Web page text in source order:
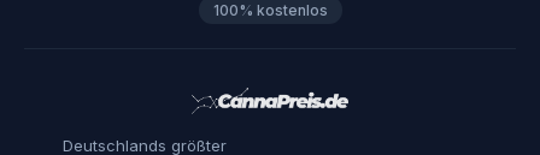
100% kostenlos
Deutschlands größter